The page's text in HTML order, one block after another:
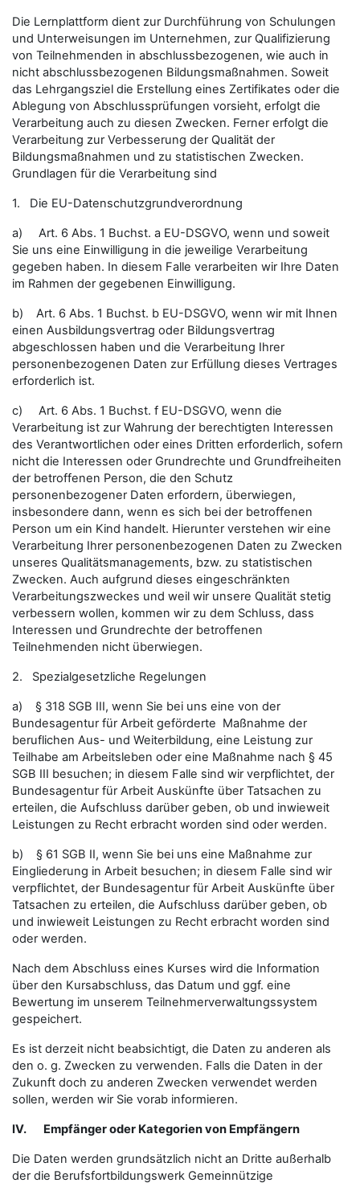
Die Lernplattform dient zur Durchführung von Schulungen
und Unterweisungen im Unternehmen, zur Qualifizierung
von Teilnehmenden in abschlussbezogenen, wie auch in
nicht abschlussbezogenen Bildungsmaßnahmen. Soweit
das Lehrgangsziel die Erstellung eines Zertifikates oder die
Ablegung von Abschlussprüfungen vorsieht, erfolgt die
Verarbeitung auch zu diesen Zwecken. Ferner erfolgt die
Verarbeitung zur Verbesserung der Qualität der
Bildungsmaßnahmen und zu statistischen Zwecken.
Grundlagen für die Verarbeitung sind
1. Die EU-Datenschutzgrundverordnung
a) Art. 6 Abs. 1 Buchst. a EU-DSGVO, wenn und soweit
Sie uns eine Einwilligung in die jeweilige Verarbeitung
gegeben haben. In diesem Falle verarbeiten wir Ihre Daten
im Rahmen der gegebenen Einwilligung.
b) Art. 6 Abs. 1 Buchst. b EU-DSGVO, wenn wir mit Ihnen
einen Ausbildungsvertrag oder Bildungsvertrag
abgeschlossen haben und die Verarbeitung Ihrer
personenbezogenen Daten zur Erfüllung dieses Vertrages
erforderlich ist.
c) Art. 6 Abs. 1 Buchst. f EU-DSGVO, wenn die
Verarbeitung ist zur Wahrung der berechtigten Interessen
des Verantwortlichen oder eines Dritten erforderlich, sofern
nicht die Interessen oder Grundrechte und Grundfreiheiten
der betroffenen Person, die den Schutz
personenbezogener Daten erfordern, überwiegen,
insbesondere dann, wenn es sich bei der betroffenen
Person um ein Kind handelt. Hierunter verstehen wir eine
Verarbeitung Ihrer personenbezogenen Daten zu Zwecken
unseres Qualitätsmanagements, bzw. zu statistischen
Zwecken. Auch aufgrund dieses eingeschränkten
Verarbeitungszweckes und weil wir unsere Qualität stetig
verbessern wollen, kommen wir zu dem Schluss, dass
Interessen und Grundrechte der betroffenen
Teilnehmenden nicht überwiegen.
2. Spezialgesetzliche Regelungen
a) § 318 SGB III, wenn Sie bei uns eine von der
Bundesagentur für Arbeit geförderte Maßnahme der
beruflichen Aus- und Weiterbildung, eine Leistung zur
Teilhabe am Arbeitsleben oder eine Maßnahme nach § 45
SGB III besuchen; in diesem Falle sind wir verpflichtet, der
Bundesagentur für Arbeit Auskünfte über Tatsachen zu
erteilen, die Aufschluss darüber geben, ob und inwieweit
Leistungen zu Recht erbracht worden sind oder werden.
b) § 61 SGB II, wenn Sie bei uns eine Maßnahme zur
Eingliederung in Arbeit besuchen; in diesem Falle sind wir
verpflichtet, der Bundesagentur für Arbeit Auskünfte über
Tatsachen zu erteilen, die Aufschluss darüber geben, ob
und inwieweit Leistungen zu Recht erbracht worden sind
oder werden.
Nach dem Abschluss eines Kurses wird die Information
über den Kursabschluss, das Datum und ggf. eine
Bewertung im unserem Teilnehmerverwaltungssystem
gespeichert.
Es ist derzeit nicht beabsichtigt, die Daten zu anderen als
den o. g. Zwecken zu verwenden. Falls die Daten in der
Zukunft doch zu anderen Zwecken verwendet werden
sollen, werden wir Sie vorab informieren.
IV. Empfänger oder Kategorien von Empfängern
Die Daten werden grundsätzlich nicht an Dritte außerhalb
der die Berufsfortbildungswerk Gemeinnützige